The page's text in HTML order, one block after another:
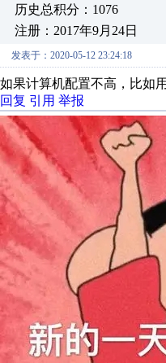
历史总积分：1076
注册：2017年9月24日
发表于：2020-05-12 23:24:18
如果计算机配置不高，比如
回复 引用 举报